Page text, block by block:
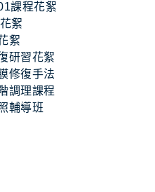
課程花絮
絮
絮
研習花絮
修復手法
調理課程
輔導班